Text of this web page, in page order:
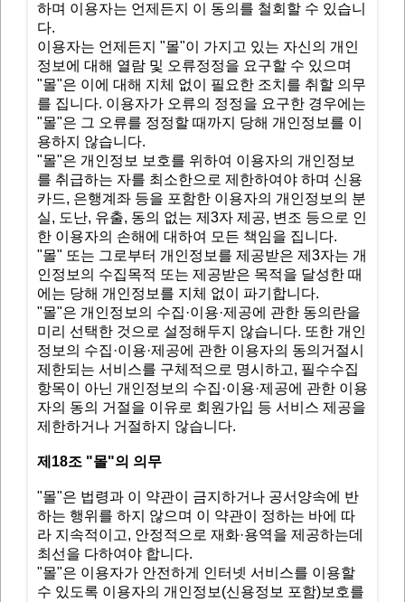
하며 이용자는 언제든지 이 동의를 철회할 수 있습니
다.
이용자는 언제든지 "몰"이 가지고 있는 자신의 개인
정보에 대해 열람 및 오류정정을 요구할 수 있으며
"몰"은 이에 대해 지체 없이 필요한 조치를 취할 의무
를 집니다. 이용자가 오류의 정정을 요구한 경우에는
"몰"은 그 오류를 정정할 때까지 당해 개인정보를 이
용하지 않습니다.
"몰"은 개인정보 보호를 위하여 이용자의 개인정보
를 취급하는 자를 최소한으로 제한하여야 하며 신용
카드, 은행계좌 등을 포함한 이용자의 개인정보의 분
실, 도난, 유출, 동의 없는 제3자 제공, 변조 등으로 인
한 이용자의 손해에 대하여 모든 책임을 집니다.
"몰" 또는 그로부터 개인정보를 제공받은 제3자는 개
인정보의 수집목적 또는 제공받은 목적을 달성한 때
에는 당해 개인정보를 지체 없이 파기합니다.
"몰"은 개인정보의 수집·이용·제공에 관한 동의란을
미리 선택한 것으로 설정해두지 않습니다. 또한 개인
정보의 수집·이용·제공에 관한 이용자의 동의거절시
제한되는 서비스를 구체적으로 명시하고, 필수수집
항목이 아닌 개인정보의 수집·이용·제공에 관한 이용
자의 동의 거절을 이유로 회원가입 등 서비스 제공을
제한하거나 거절하지 않습니다.
제18조 "몰"의 의무
"몰"은 법령과 이 약관이 금지하거나 공서양속에 반
하는 행위를 하지 않으며 이 약관이 정하는 바에 따
라 지속적이고, 안정적으로 재화·용역을 제공하는데
최선을 다하여야 합니다.
"몰"은 이용자가 안전하게 인터넷 서비스를 이용할
수 있도록 이용자의 개인정보(신용정보 포함)보호를